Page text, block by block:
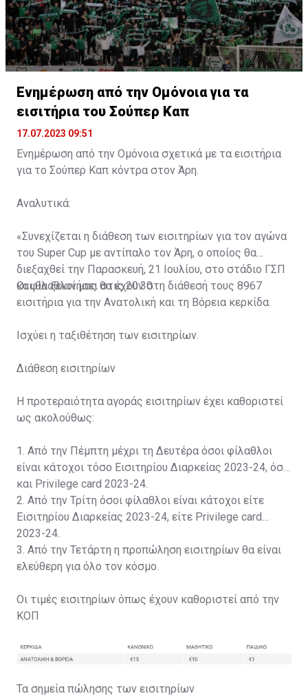
Ενημέρωση από την Ομόνοια για τα
εισιτήρια του Σούπερ Καπ
17.07.2023 09:51
Ενημέρωση από την Ομόνοια σχετικά με τα εισιτήρια
για το Σούπερ Καπ κόντρα στον Άρη.
Αναλυτικά:
«Συνεχίζεται η διάθεση των εισιτηρίων για τον αγώνα
του Super Cup με αντίπαλο τον Άρη, ο οποίος θα
διεξαχθεί την Παρασκευή, 21 Ιουλίου, στο στάδιο ΓΣΠ
και θα ξεκινήσει στις 20:30.
Οι φίλαθλοί μας θα έχουν στη διάθεσή τους 8967
εισιτήρια για την Ανατολική και τη Βόρεια κερκίδα.
Ισχύει η ταξιθέτηση των εισιτηρίων.
Διάθεση εισιτηρίων
Η προτεραιότητα αγοράς εισιτηρίων έχει καθοριστεί
ως ακολούθως:
1. Από την Πέμπτη μέχρι τη Δευτέρα όσοι φίλαθλοι
είναι κάτοχοι τόσο Εισιτηρίου Διαρκείας 2023-24, όσο
και Privilege card 2023-24.
2. Από την Τρίτη όσοι φίλαθλοι είναι κάτοχοι είτε
Εισιτηρίου Διαρκείας 2023-24, είτε Privilege card
2023-24.
3. Από την Τετάρτη η προπώληση εισιτηρίων θα είναι
ελεύθερη για όλο τον κόσμο.
Οι τιμές εισιτηρίων όπως έχουν καθοριστεί από την
ΚΟΠ
Τα σημεία πώλησης των εισιτηρίων